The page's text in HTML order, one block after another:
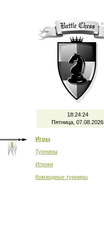
18:24:24
Пятница, 07.08.2026
Игры
Турниры
Игроки
Командные турниры